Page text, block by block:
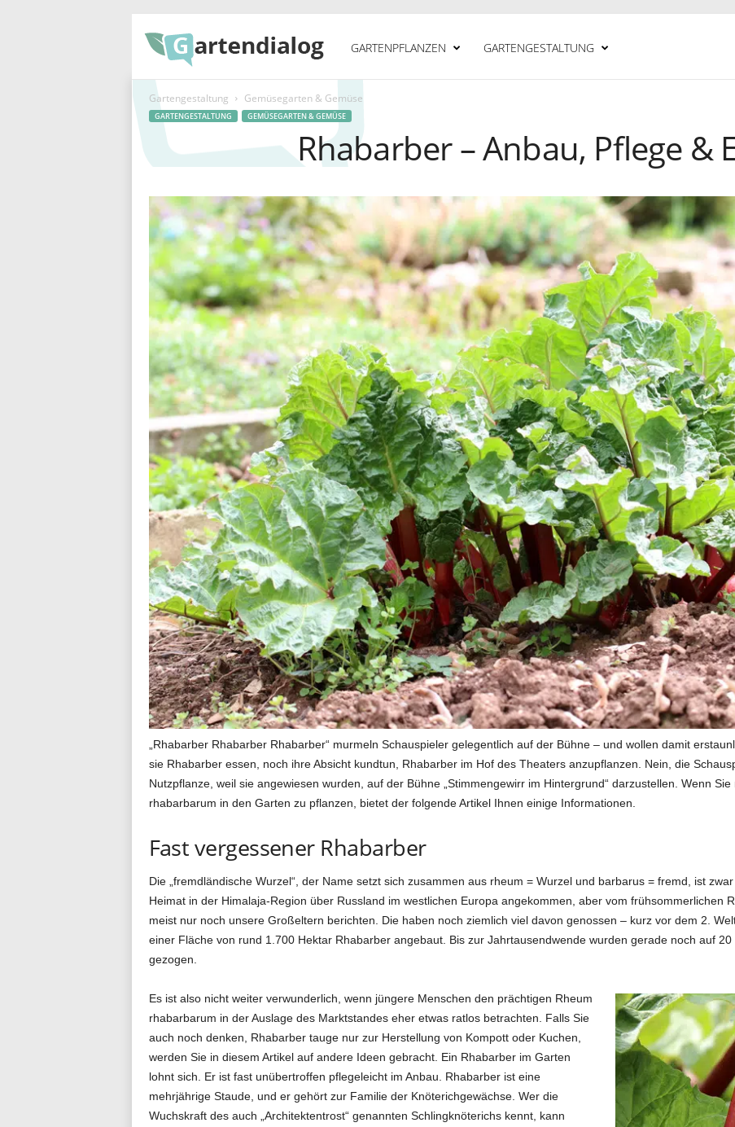
a
n
d
i
a
l
o
g
GARTENPFLANZEN GARTENGESTALTUNG
Gartengestaltung Gemüsegarten & Gemüse
GARTENGESTALTUNG GEMÜSEGARTEN & GEMÜSE
Rhabarber – Anbau, Pflege &
„Rhabarber Rhabarber Rhabarber“ murmeln Schauspieler gelegentlich auf der Bühne – und wollen damit
sie Rhabarber essen, noch ihre Absicht kundtun, Rhabarber im Hof des Theaters anzupflanzen. Nein, die
Nutzpflanze, weil sie angewiesen wurden, auf der Bühne „Stimmengewirr im Hintergrund“ darzustellen. Wenn
rhabarbarum in den Garten zu pflanzen, bietet der folgende Artikel Ihnen einige Informationen.
Fast vergessener Rhabarber
Die „fremdländische Wurzel“, der Name setzt sich zusammen aus rheum = Wurzel und barbarus = fremd, ist
Heimat in der Himalaja-Region über Russland im westlichen Europa angekommen, aber vom frühsommerlichen
meist nur noch unsere Großeltern berichten. Die haben noch ziemlich viel davon genossen – kurz vor dem 2.
einer Fläche von rund 1.700 Hektar Rhabarber angebaut. Bis zur Jahrtausendwende wurden gerade noch auf
gezogen.
Es ist also nicht weiter verwunderlich, wenn jüngere Menschen den prächtigen Rheum
rhabarbarum in der Auslage des Marktstandes eher etwas ratlos betrachten. Falls Sie
auch noch denken, Rhabarber tauge nur zur Herstellung von Kompott oder Kuchen,
werden Sie in diesem Artikel auf andere Ideen gebracht. Ein Rhabarber im Garten
lohnt sich. Er ist fast unübertroffen pflegeleicht im Anbau. Rhabarber ist eine
mehrjährige Staude, und er gehört zur Familie der Knöterichgewächse. Wer die
Wuchskraft des auch „Architektentrost“ genannten Schlingknöterichs kennt, kann